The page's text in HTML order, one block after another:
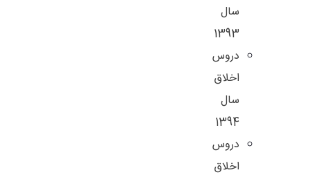
سال
1393
دروس
اخلاق
سال
1394
دروس
اخلاق